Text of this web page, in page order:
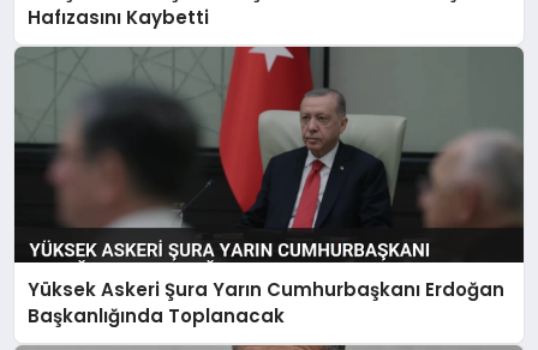
Hafızasını Kaybetti
Yüksek Askeri Şura Yarın Cumhurbaşkanı Erdoğan
Başkanlığında Toplanacak